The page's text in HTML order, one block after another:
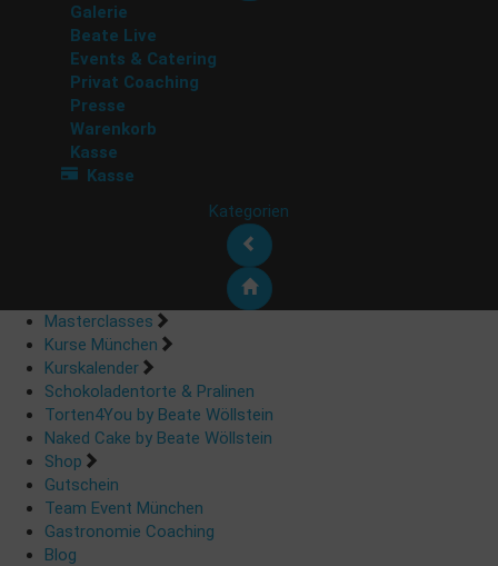
Galerie
Beate Live
Events & Catering
Privat Coaching
Presse
Warenkorb
Kasse
Kasse
Kategorien
Masterclasses
Kurse München
Kurskalender
Schokoladentorte & Pralinen
Torten4You by Beate Wöllstein
Naked Cake by Beate Wöllstein
Shop
Gutschein
Team Event München
Gastronomie Coaching
Blog